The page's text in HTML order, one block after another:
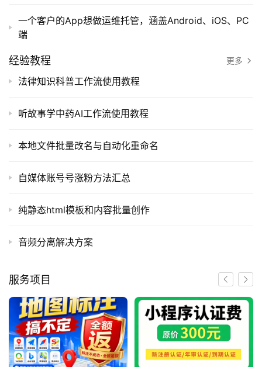
录
经
验
件
用
服
项
A
I
提
示
词
登录 注册
一个客户的App想做运维托管，涵盖Android、iOS、PC
端
经验教程 更多
法律知识科普工作流使用教程
听故事学中药AI工作流使用教程
本地文件批量改名与自动化重命名
自媒体账号号涨粉方法汇总
纯静态html模板和内容批量创作
音频分离解决方案
服务项目